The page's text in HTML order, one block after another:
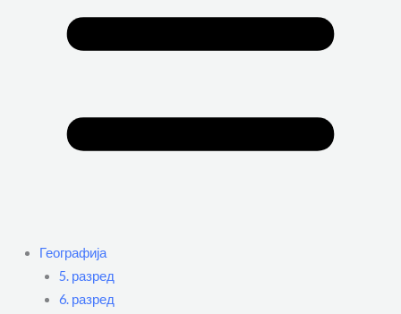
Географија
5. разред
6. разред